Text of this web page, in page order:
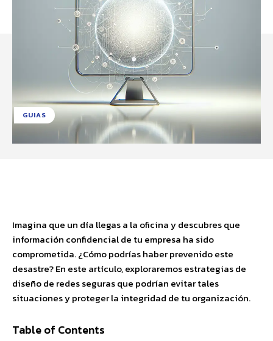
GUIAS
Imagina que un día llegas a la oficina y descubres que
información confidencial de tu empresa ha sido
comprometida. ¿Cómo podrías haber prevenido este
desastre? En este artículo, exploraremos estrategias de
diseño de redes seguras que podrían evitar tales
situaciones y proteger la integridad de tu organización.
Table of Contents